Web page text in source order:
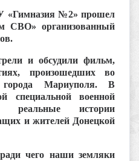
№2» прошел
СВО» организованный
и обсудили фильм,
произошедших во
города Мариуполя. В
специальной военной
реальные истории
и жителей Донецкой
чего наши земляки